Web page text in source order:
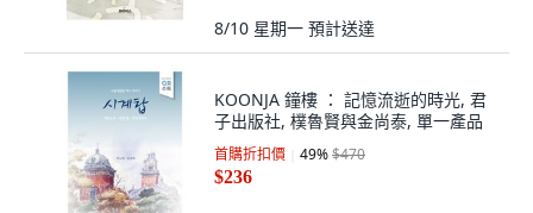
8/10 星期一 預計送達
KOONJA 鐘樓 ： 記憶流逝的時光, 君
子出版社, 樸魯賢與金尚泰, 單一產品
首購折扣價 49%$470
$236